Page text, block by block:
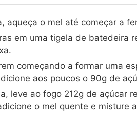
aqueça o mel até começar a
em uma tigela de batedeira
começando a formar uma
aos poucos o 90g de
leve ao fogo 212g de açúcar
o mel quente e misture